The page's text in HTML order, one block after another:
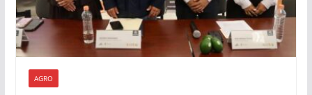
AGRO